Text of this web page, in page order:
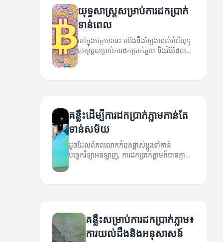
យុទ្ធសាស្រ្តសម្រាប់ការដកប្រាក់
ទាន់ពេល
នៅក្នុងអត្ថបទនេះ យើងនឹងស្វែងយល់អំពីយុទ្ធ
សាស្រ្តសម្រាប់ការដកប្រាក់ភ្លាម និងវិធីដែល
គន្លឹះដើម្បីការដកប្រាក់ភ្លាមកាន់តែ
ទាន់សម័យ
ដូចដែលពិភពលោកកំពុងផ្លាស់ប្តូរទៅកាន់
បច្ចេកវិទ្យាអនឡាញ, ការដកប្រាក់ភ្លាមក៏បានក្លាយ
គន្លឹះសម្រាប់ការដកប្រាក់ភ្លាម៖
ការយល់ដឹងនិងអនុសាសន៍